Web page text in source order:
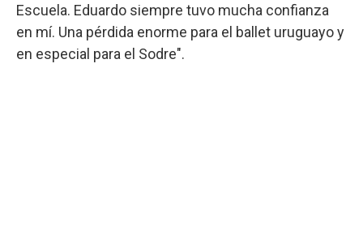
Escuela. Eduardo siempre tuvo mucha confianza
en mí. Una pérdida enorme para el ballet uruguayo y
en especial para el Sodre".